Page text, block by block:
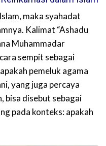
maka syahadat
Kalimat “Ashadu
Muhammadar
sempit sebagai
pemeluk agama
yang juga percaya
bisa disebut sebagai
pada konteks: apakah